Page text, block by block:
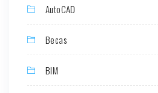
AutoCAD
Becas
BIM